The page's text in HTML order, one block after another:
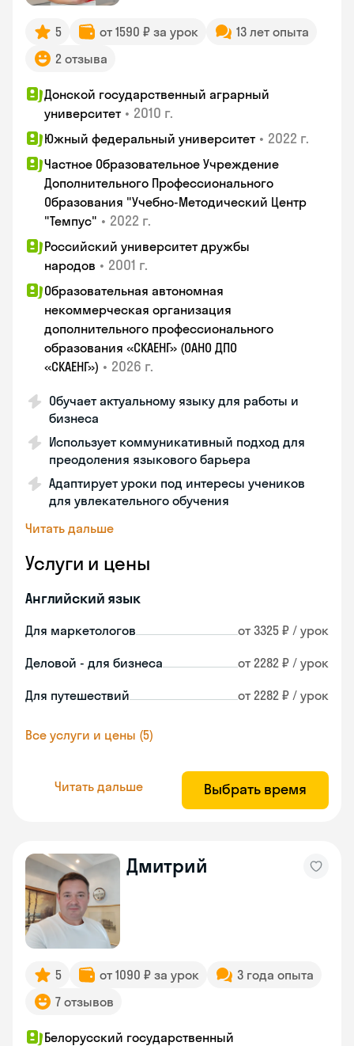
5 от 1590 ₽ за урок
13 лет опыта
2 отзыва
Донской государственный аграрный
университет • 2010 г.
Южный федеральный университет • 2022 г.
Частное Образовательное Учреждение
Дополнительного Профессионального
Образования "Учебно-Методический Центр
"Темпус" • 2022 г.
Российский университет дружбы
народов • 2001 г.
Образовательная автономная
некоммерческая организация
дополнительного профессионального
образования «СКАЕНГ» (ОАНО ДПО
«СКАЕНГ») • 2026 г.
Обучает актуальному языку для работы и
бизнеса
Использует коммуникативный подход для
преодоления языкового барьера
Адаптирует уроки под интересы учеников
для увлекательного обучения
Читать дальше
Услуги и цены
Английский язык
Для маркетологов от 3325 ₽ / урок
Деловой - для бизнеса от 2282 ₽ / урок
Для путешествий от 2282 ₽ / урок
Все услуги и цены (5)
Читать дальше Выбрать время
Дмитрий
5 от 1090 ₽ за урок
3 года опыта
7 отзывов
Белорусский государственный